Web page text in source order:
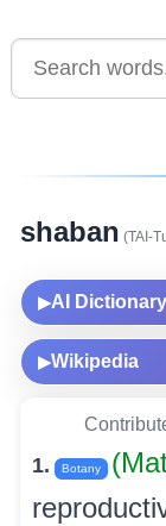
shaban (TAI-
▶AI
▶Wikipedia
1. Botany